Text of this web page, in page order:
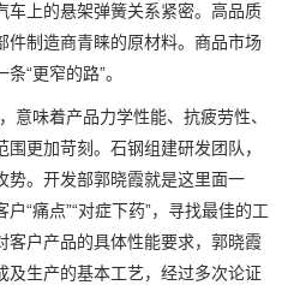
车上的悬架弹簧关系紧密。高品质
件制造商青睐的原材料。商品市场
“更窄的路”。
味着产品力学性能、抗疲劳性、
更加苛刻。石钢组建研发团队，
势。开发部郭晓霞就是这里面一
“痛点”“对症下药”，寻找最佳的工
客户产品的具体性能要求，郭晓霞
及生产的基本工艺，经过多次论证